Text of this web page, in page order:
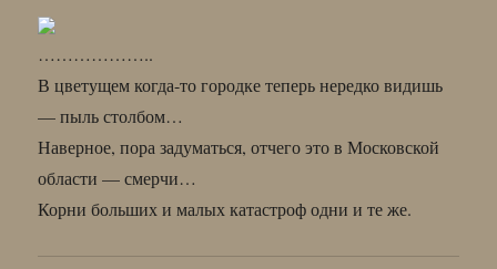
………………..
В цветущем когда-то городке теперь нередко видишь
— пыль столбом…
Наверное, пора задуматься, отчего это в Московской
области — смерчи…
Корни больших и малых катастроф одни и те же.